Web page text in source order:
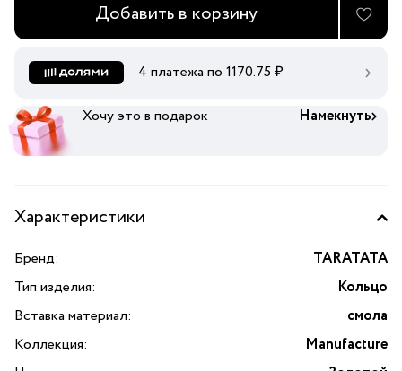
Добавить в корзину
4 платежа по 1170.75 ₽
Хочу это в подарок Намекнуть
Характеристики
Бренд:
TARATATA
Тип изделия:
Кольцо
Вставка материал:
смола
Коллекция:
Manufacture